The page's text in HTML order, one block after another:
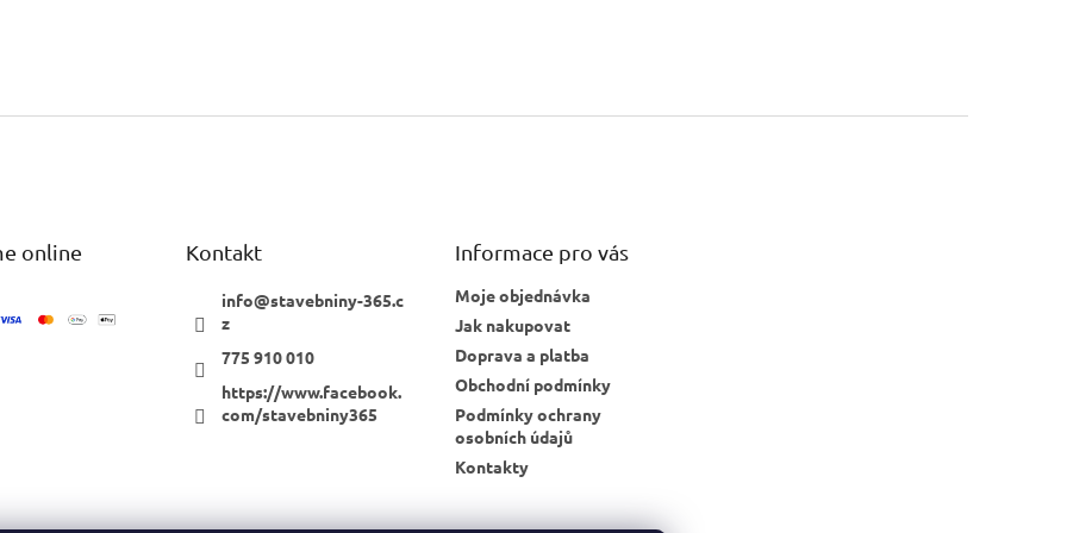
online
Kontakt
info@stavebniny-365.c
z
775 910 010
https://www.facebook.
com/stavebniny365
Informace pro vás
Moje objednávka
Jak nakupovat
Doprava a platba
Obchodní podmínky
Podmínky ochrany
osobních údajů
Kontakty